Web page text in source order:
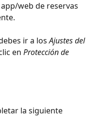
web de reservas
ir a los Ajustes del
en Protección de
la siguiente